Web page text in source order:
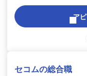
ア
セコムの総合職